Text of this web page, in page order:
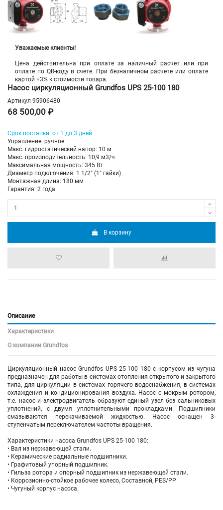
Уважаемые клиенты!
Цена действительна при оплате за наличный расчет или при
оплате по QR-коду в счете. При безналичном расчете или оплате
картой +3% к стоимости товара.
Насос циркуляционный Grundfos UPS 25-100 180
Артикул 95906480
68 500,00 ₽
Срок поставки: от 1 до 3 дней
Управление: ручное
Макс. гидростатический напор: 10 м
Макс. производительность: 10,9 м3/ч
Максимальная мощность: 345 Вт
Диаметр подключения: 1 1/2" (1" гайки)
Монтажная длина: 180 мм
Гарантия: 2 года
В корзину
Описание
Характеристики
О компании Grundfos
Циркуляционный насос Grundfos UPS 25-100 180 с корпусом из чугуна
предназначен для работы в системах отопления открытого и закрытого
типа, для циркуляции в системах горячего водоснабжения, в системах
охлаждения и кондиционирования воздуха. Насос с мокрым ротором,
т.е. насос и электродвигатель образуют единый узел без сальниковых
уплотнений, с двумя уплотнительными прокладками. Подшипники
смазываются перекачиваемой жидкостью. Насос оснащен 3-
ступенчатым переключателем частоты вращения.
Характеристики насоса Grundfos UPS 25-100 180:
• Вал из нержавеющей стали.
• Керамические радиальные подшипники.
• Графитовый упорный подшипник.
• Гильза ротора и опорный подшипник из нержавеющей стали.
• Коррозионно-стойкое рабочее колесо, Составной, PES/PP.
• Чугуный корпус насоса.